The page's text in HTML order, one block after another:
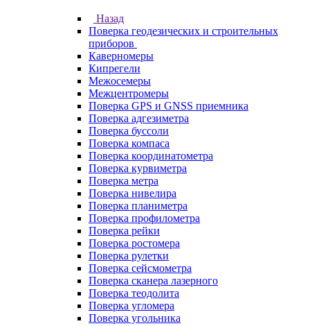
Назад
Поверка геодезических и строительных
приборов
Каверномеры
Кипрегели
Межосемеры
Межцентромеры
Поверка GPS и GNSS приемника
Поверка адгезиметра
Поверка буссоли
Поверка компаса
Поверка координатометра
Поверка курвиметра
Поверка метра
Поверка нивелира
Поверка планиметра
Поверка профилометра
Поверка рейки
Поверка ростомера
Поверка рулетки
Поверка сейсмометра
Поверка сканера лазерного
Поверка теодолита
Поверка угломера
Поверка угольника